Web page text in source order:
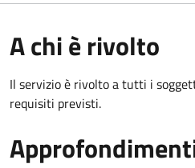
A chi è rivolto
Il servizio è rivolto a tutti i
requisiti previsti.